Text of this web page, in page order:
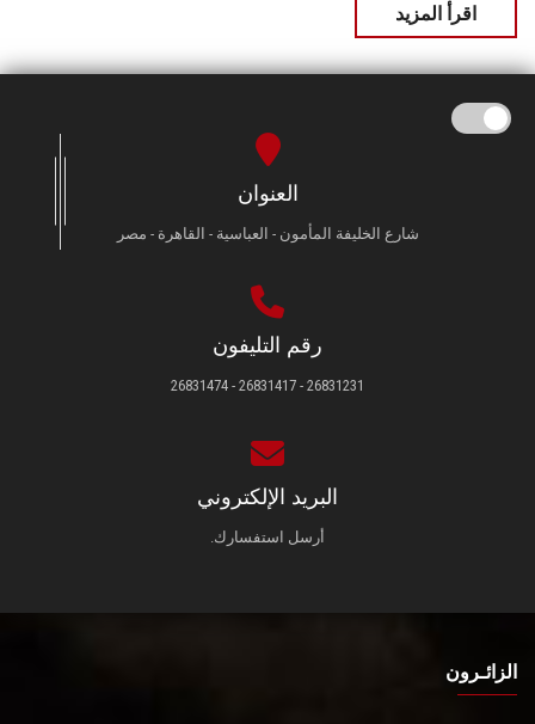
اقرأ المزيد
العنوان
شارع الخليفة المأمون - العباسية - القاهرة - مصر
رقم التليفون
26831231 - 26831417 - 26831474
البريد الإلكتروني
أرسل استفسارك.
الزائـرون